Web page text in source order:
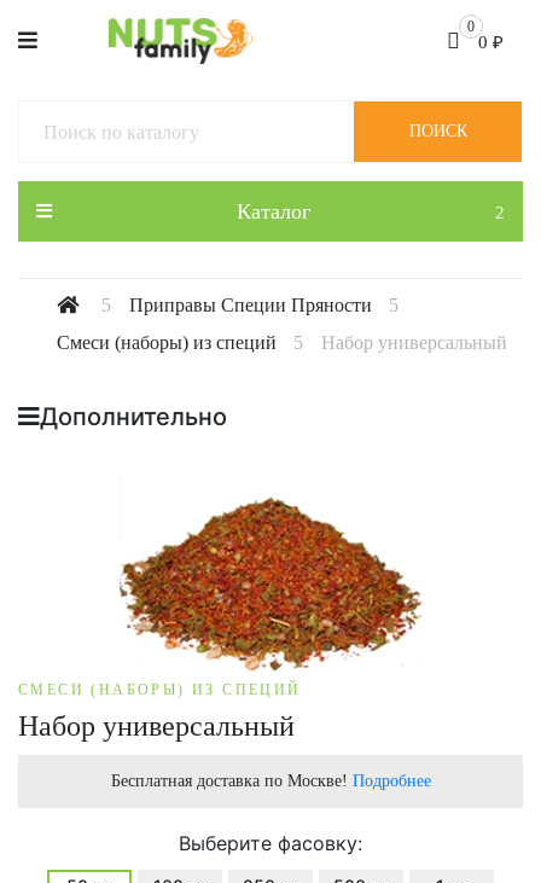
0
0 ₽
Каталог
ПОИСК
Приправы Специи Пряности
Смеси (наборы) из специй
Набор универсальный
Дополнительно
СМЕСИ (НАБОРЫ) ИЗ СПЕЦИЙ
Набор универсальный
Бесплатная доставка по Москве! Подробнее
Выберите фасовку: